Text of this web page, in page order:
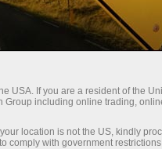
APR 6TH
USA. If you are a resident of the
Group including online trading,
location is not the US, kindly
comply with government